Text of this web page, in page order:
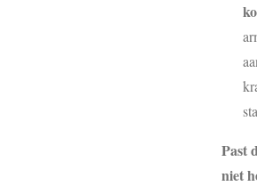
Past
niet